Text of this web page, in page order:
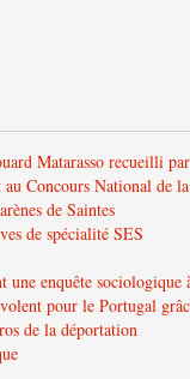
Matarasso recueilli
Concours National de
de Saintes
de spécialité SES
une enquête sociologique
pour le Portugal
de la déportation